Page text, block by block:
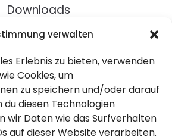
verwalten
Erlebnis zu bieten, verwenden
Cookies, um
zu speichern und/oder darauf
du diesen Technologien
wir Daten wie das Surfverhalten
auf dieser Website verarbeiten.
Downloads
Rezepte
Über Uns
Kontakt
Impressum